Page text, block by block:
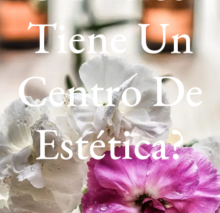
Tiene Un
Centro De
Estética?